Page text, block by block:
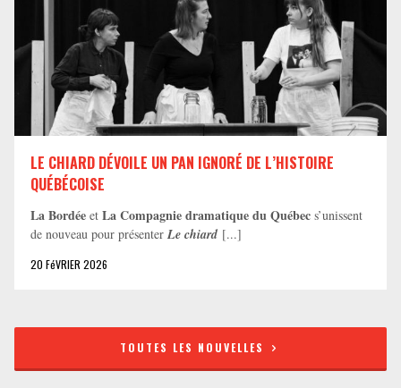
LE CHIARD DÉVOILE UN PAN IGNORÉ DE L’HISTOIRE
QUÉBÉCOISE
La Bordée et La Compagnie dramatique du Québec s’unissent
de nouveau pour présenter Le chiard [...]
20 FéVRIER 2026
TOUTES LES NOUVELLES